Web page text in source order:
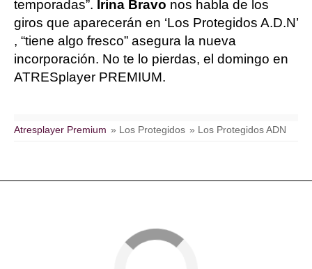
temporadas”. Irina Bravo nos habla de los
giros que aparecerán en ‘Los Protegidos A.D.N’
, “tiene algo fresco” asegura la nueva
incorporación. No te lo pierdas, el domingo en
ATRESplayer PREMIUM.
Atresplayer Premium » Los Protegidos » Los Protegidos ADN